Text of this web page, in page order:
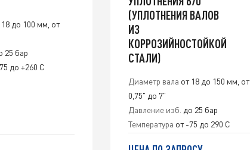
18 до 100 мм, от
25 бар
до +260 С
(УПЛОТНЕНИЯ ВАЛОВ
ИЗ
КОРРОЗИЙНОСТОЙКОЙ
СТАЛИ)
Диаметр вала от 18 до 150 мм, от
0,75" до 7"
Давление изб. до 25 бар
Температура от -75 до 290 C